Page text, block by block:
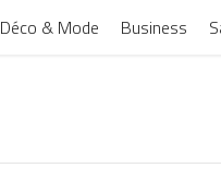
Déco & Mode Business